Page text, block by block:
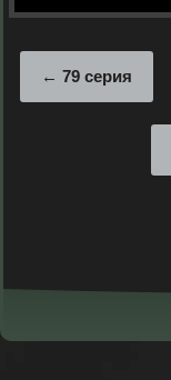
79 серия